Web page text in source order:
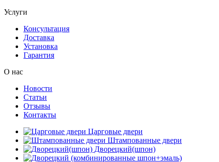
Услуги
Консультация
Доставка
Установка
Гарантия
О нас
Новости
Статьи
Отзывы
Контакты
Царговые двери
Штампованные двери
Дворецкий(шпон)